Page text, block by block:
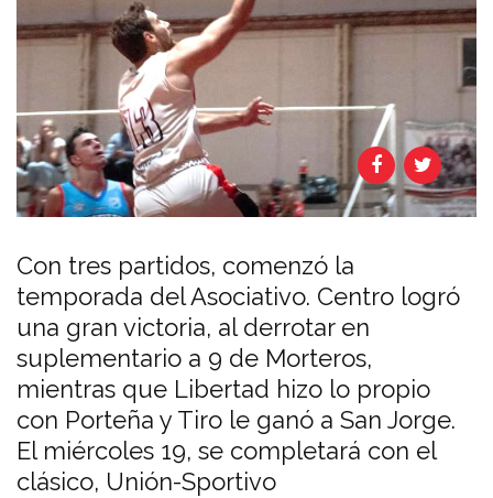
Con tres partidos, comenzó la
temporada del Asociativo. Centro logró
una gran victoria, al derrotar en
suplementario a 9 de Morteros,
mientras que Libertad hizo lo propio
con Porteña y Tiro le ganó a San Jorge.
El miércoles 19, se completará con el
clásico, Unión-Sportivo